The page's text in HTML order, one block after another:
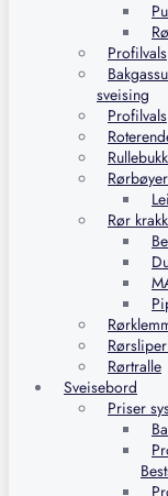
Profilvals
sveising
Profilvals
Rørbøyer
Rør
Rørtralle
Sveisebord
Priser